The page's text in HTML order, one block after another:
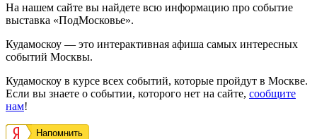
На нашем сайте вы найдете всю информацию про событие
выставка «ПодМосковье».
Кудамоскоу — это интерактивная афиша самых интересных
событий Москвы.
Кудамоскоу в курсе всех событий, которые пройдут в Москве.
Если вы знаете о событии, которого нет на сайте, сообщите
нам!
Напомнить